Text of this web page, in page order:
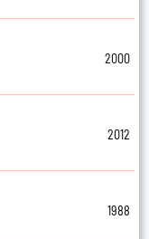
2000
2012
1988